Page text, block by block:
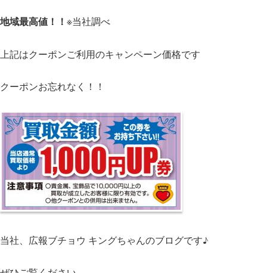
地域最高値！！ ※当社調べ
上記はクーポンご利用のキャンペーン価格です
クーポンお忘れなく！！
当社、広報ブチョウ キングちゃんのブログです♪